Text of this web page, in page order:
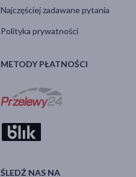
Najczęściej zadawane pytania
Polityka prywatności
METODY PŁATNOŚCI
ŚLEDŹ NAS NA